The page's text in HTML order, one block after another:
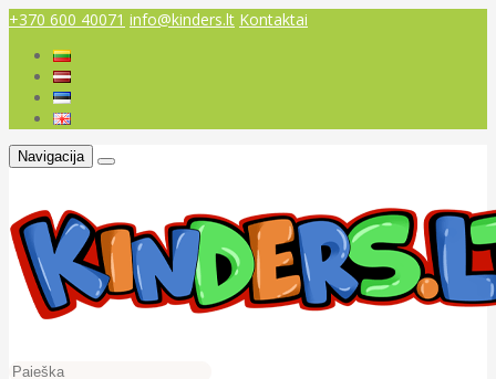
+370 600 40071 info@kinders.lt Kontaktai
Navigacija